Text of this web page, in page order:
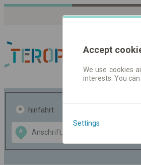
hinfahrt
A
Data CC-BY-SA
OpenStreetMap
GeoLite data by
Accept
We use cookies
interests. You
Settings